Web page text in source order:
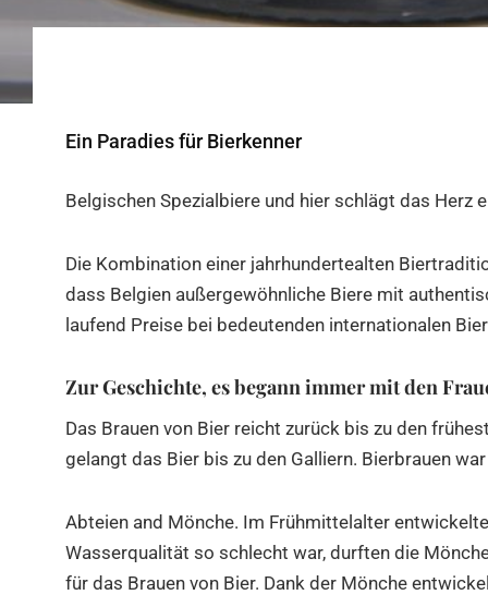
Ein Paradies für Bierkenner
Belgischen Spezialbiere und hier schlägt das Herz
Die Kombination einer jahrhundertealten
dass Belgien außergewöhnliche Biere mit
laufend Preise bei bedeutenden internationalen
Zur Geschichte, es begann immer mit den
Das Brauen von Bier reicht zurück bis zu den
gelangt das Bier bis zu den Galliern. Bierbrauen
Abteien and Mönche. Im Frühmittelalter
Wasserqualität so schlecht war, durften die
für das Brauen von Bier. Dank der Mönche